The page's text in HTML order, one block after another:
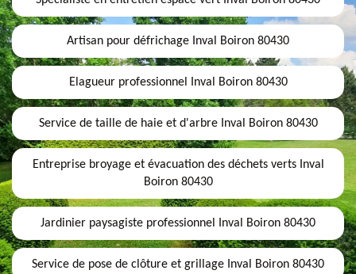
Artisan pour défrichage Inval Boiron 80430
Elagueur professionnel Inval Boiron 80430
Service de taille de haie et d'arbre Inval Boiron 80430
Entreprise broyage et évacuation des déchets verts Inval
Boiron 80430
Jardinier paysagiste professionnel Inval Boiron 80430
Service de pose de clôture et grillage Inval Boiron 80430